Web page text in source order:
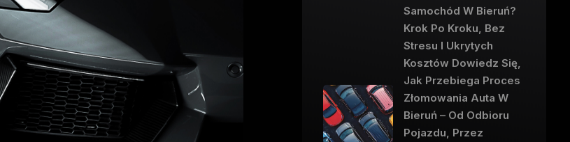
Samochód W Bieruń?
Krok Po Kroku, Bez
Stresu I Ukrytych
Kosztów Dowiedz Się,
Jak Przebiega Proces
Złomowania Auta W
Bieruń – Od Odbioru
Pojazdu, Przez